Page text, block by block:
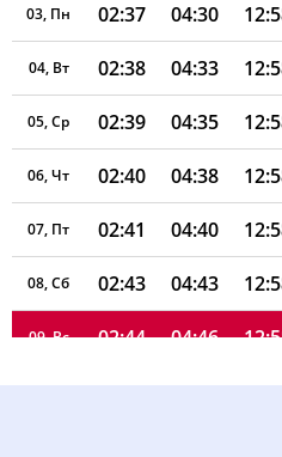
03, Пн 02:37 04:30
04, Вт 02:38 04:33
05, Ср 02:39 04:35
06, Чт 02:40 04:38
07, Пт 02:41 04:40
08, Сб 02:43 04:43
09, Вс 02:44 04:46
10, Пн 02:45 04:48